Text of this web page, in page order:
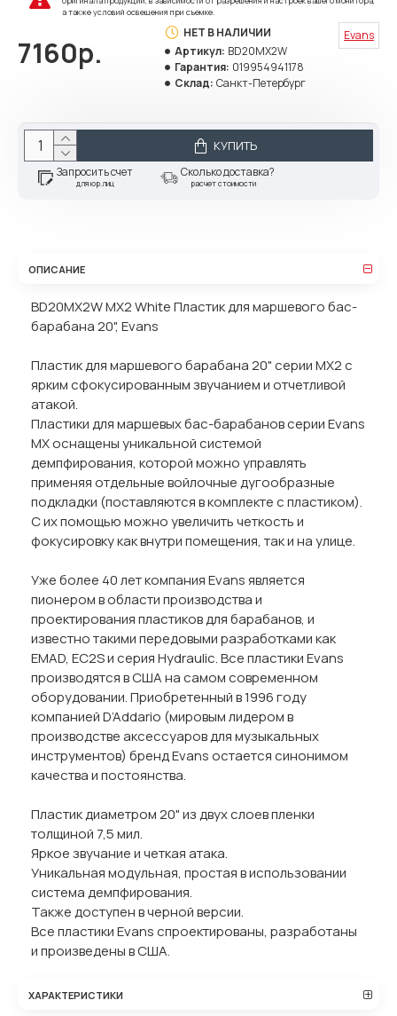
а также условий освещения при съемке.
7160р.
НЕТ В НАЛИЧИИ
Артикул: BD20MX2W
Гарантия: 019954941178
Склад: Санкт-Петербург
Evans
КУПИТЬ
Запросить счет
для юр.лиц
Сколько доставка?
расчет стоимости
ОПИСАНИЕ
BD20MX2W MX2 White Пластик для маршевого бас-
барабана 20", Evans
Пластик для маршевого барабана 20" серии MX2 с
ярким сфокусированным звучанием и отчетливой
атакой.
Пластики для маршевых бас-барабанов серии Evans
MX оснащены уникальной системой
демпфирования, которой можно управлять
применяя отдельные войлочные дугообразные
подкладки (поставляются в комплекте с пластиком).
С их помощью можно увеличить четкость и
фокусировку как внутри помещения, так и на улице.
Уже более 40 лет компания Evans является
пионером в области производства и
проектирования пластиков для барабанов, и
известно такими передовыми разработками как
EMAD, EC2S и серия Hydraulic. Все пластики Evans
производятся в США на самом современном
оборудовании. Приобретенный в 1996 году
компанией D’Addario (мировым лидером в
производстве аксессуаров для музыкальных
инструментов) бренд Evans остается синонимом
качества и постоянства.
Пластик диаметром 20" из двух слоев пленки
толщиной 7,5 мил.
Яркое звучание и четкая атака.
Уникальная модульная, простая в использовании
система демпфирования.
Также доступен в черной версии.
Все пластики Evans спроектированы, разработаны
и произведены в США.
ХАРАКТЕРИСТИКИ